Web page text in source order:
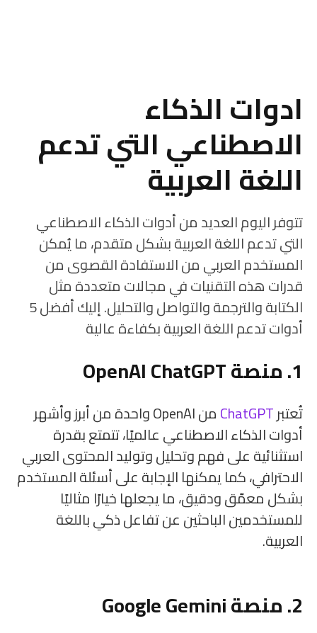
ادوات الذكاء
الاصطناعي التي تدعم
اللغة العربية
تتوفر اليوم العديد من أدوات الذكاء الاصطناعي
التي تدعم اللغة العربية بشكل متقدم، ما يُمكن
المستخدم العربي من الاستفادة القصوى من
قدرات هذه التقنيات في مجالات متعددة مثل
الكتابة والترجمة والتواصل والتحليل. إليك أفضل 5
أدوات تدعم اللغة العربية بكفاءة عالية
1. منصة OpenAI ChatGPT
تُعتبرChatGPT
من OpenAI واحدة من أبرز وأشهر
أدوات الذكاء الاصطناعي عالميًا، تتمتع بقدرة
استثنائية على فهم وتحليل وتوليد المحتوى العربي
الاحترافي، كما يمكنها الإجابة على أسئلة المستخدم
بشكل معمّق ودقيق، ما يجعلها خيارًا مثاليًا
للمستخدمين الباحثين عن تفاعل ذكي باللغة
العربية.
2. منصة Google Gemini